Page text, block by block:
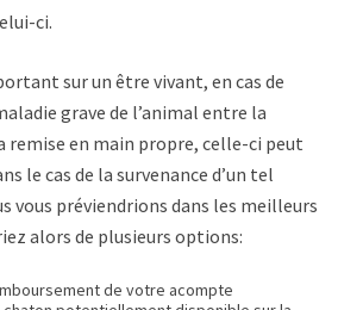
ci.
sur un être vivant, en cas de
grave de l’animal entre la
remise en main propre, celle-ci peut
le cas de la survenance d’un tel
vous préviendrions dans les meilleurs
alors de plusieurs options:
de votre acompte